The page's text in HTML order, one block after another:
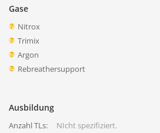
Gase
Nitrox
Trimix
Argon
Rebreathersupport
Ausbildung
Anzahl TLs: NIcht spezifiziert.